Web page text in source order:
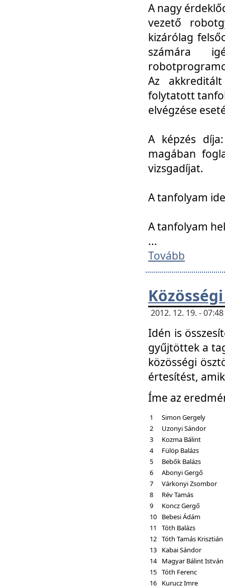
A nagy
vezető
kizárólag
számára
Az
folytatott
elvégzése
A képzés
magában
vizsgadíjat.
A tanfolyam
A tanfolyam
...
Tovább
2012. 12. 19. -
Idén is
gyűjtöttek a
közösségi
értesítést,
Íme az
1
Simon Gergely
2
Uzonyi Sándor
3
Kozma Bálint
4
Fülöp Balázs
5
Bebők Balázs
6
Abonyi Gergő
7
Várkonyi Zsombor
8
Rév Tamás
9
Koncz Gergő
10
Bebesi Ádám
11
Tóth Balázs
12 Tóth Tamás Krisztián
13
Kabai Sándor
14 Magyar Bálint István
15 Tóth Ferenc
16
Kurucz Imre